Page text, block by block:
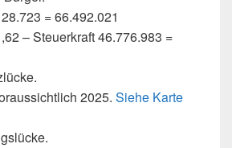
= 66.492.021
– Steuerkraft 46.776.983 =
2025. Siehe Karte